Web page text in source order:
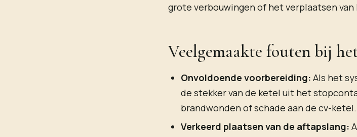
grote verbouwingen of het verplaatsen van
Veelgemaakte fouten bij
Onvoldoende voorbereiding: Als het
de stekker van de ketel uit het
brandwonden of schade aan de cv-ketel.
Verkeerd plaatsen van de aftapslang: